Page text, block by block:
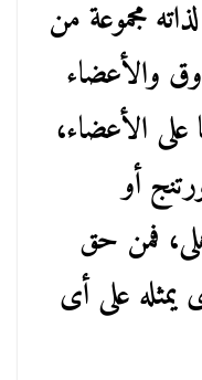
مجموعة من
والأعضاء
الأعضاء،
أو
فمن حق
يمثله على أى